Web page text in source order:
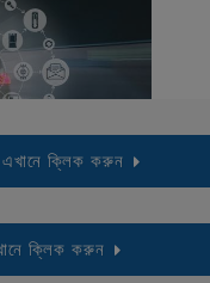
এখানে ক্লিক করুন
ক্লিক করুন